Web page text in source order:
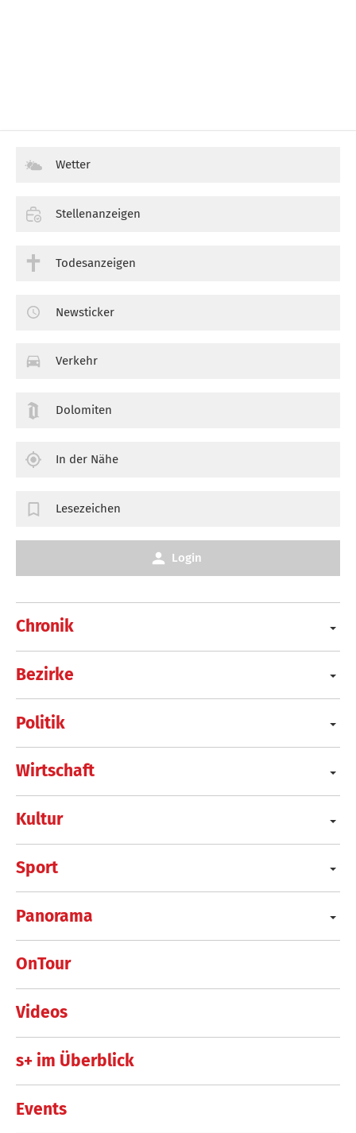
Chronik
Bezirke
Politik
Wirtschaft
Kultur
Sport
Panorama
OnTour
Videos
s+ im Überblick
Events
Wetter
Stellenanzeigen
Todesanzeigen
Newsticker
Verkehr
Dolomiten
In der Nähe
Lesezeichen
Login